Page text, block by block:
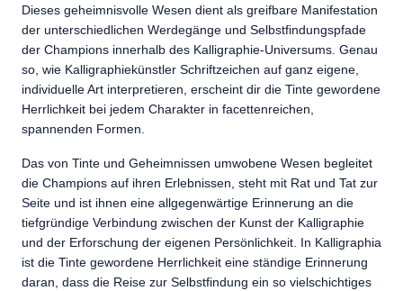
Dieses geheimnisvolle Wesen dient als greifbare Manifestation
der unterschiedlichen Werdegänge und Selbstfindungspfade
der Champions innerhalb des Kalligraphie-Universums. Genau
so, wie Kalligraphiekünstler Schriftzeichen auf ganz eigene,
individuelle Art interpretieren, erscheint dir die Tinte gewordene
Herrlichkeit bei jedem Charakter in facettenreichen,
spannenden Formen.
Das von Tinte und Geheimnissen umwobene Wesen begleitet
die Champions auf ihren Erlebnissen, steht mit Rat und Tat zur
Seite und ist ihnen eine allgegenwärtige Erinnerung an die
tiefgründige Verbindung zwischen der Kunst der Kalligraphie
und der Erforschung der eigenen Persönlichkeit. In Kalligraphia
ist die Tinte gewordene Herrlichkeit eine ständige Erinnerung
daran, dass die Reise zur Selbstfindung ein so vielschichtiges